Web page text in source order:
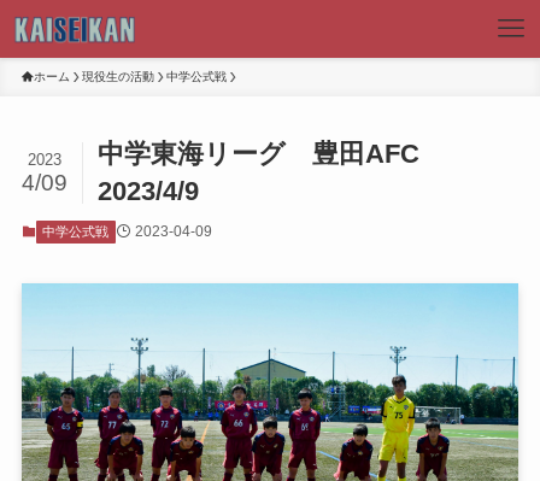
ホーム 現役生の活動 中学公式戦
中学東海リーグ 豊田AFC
2023/4/9
2023
4/09
中学公式戦 2023-04-09